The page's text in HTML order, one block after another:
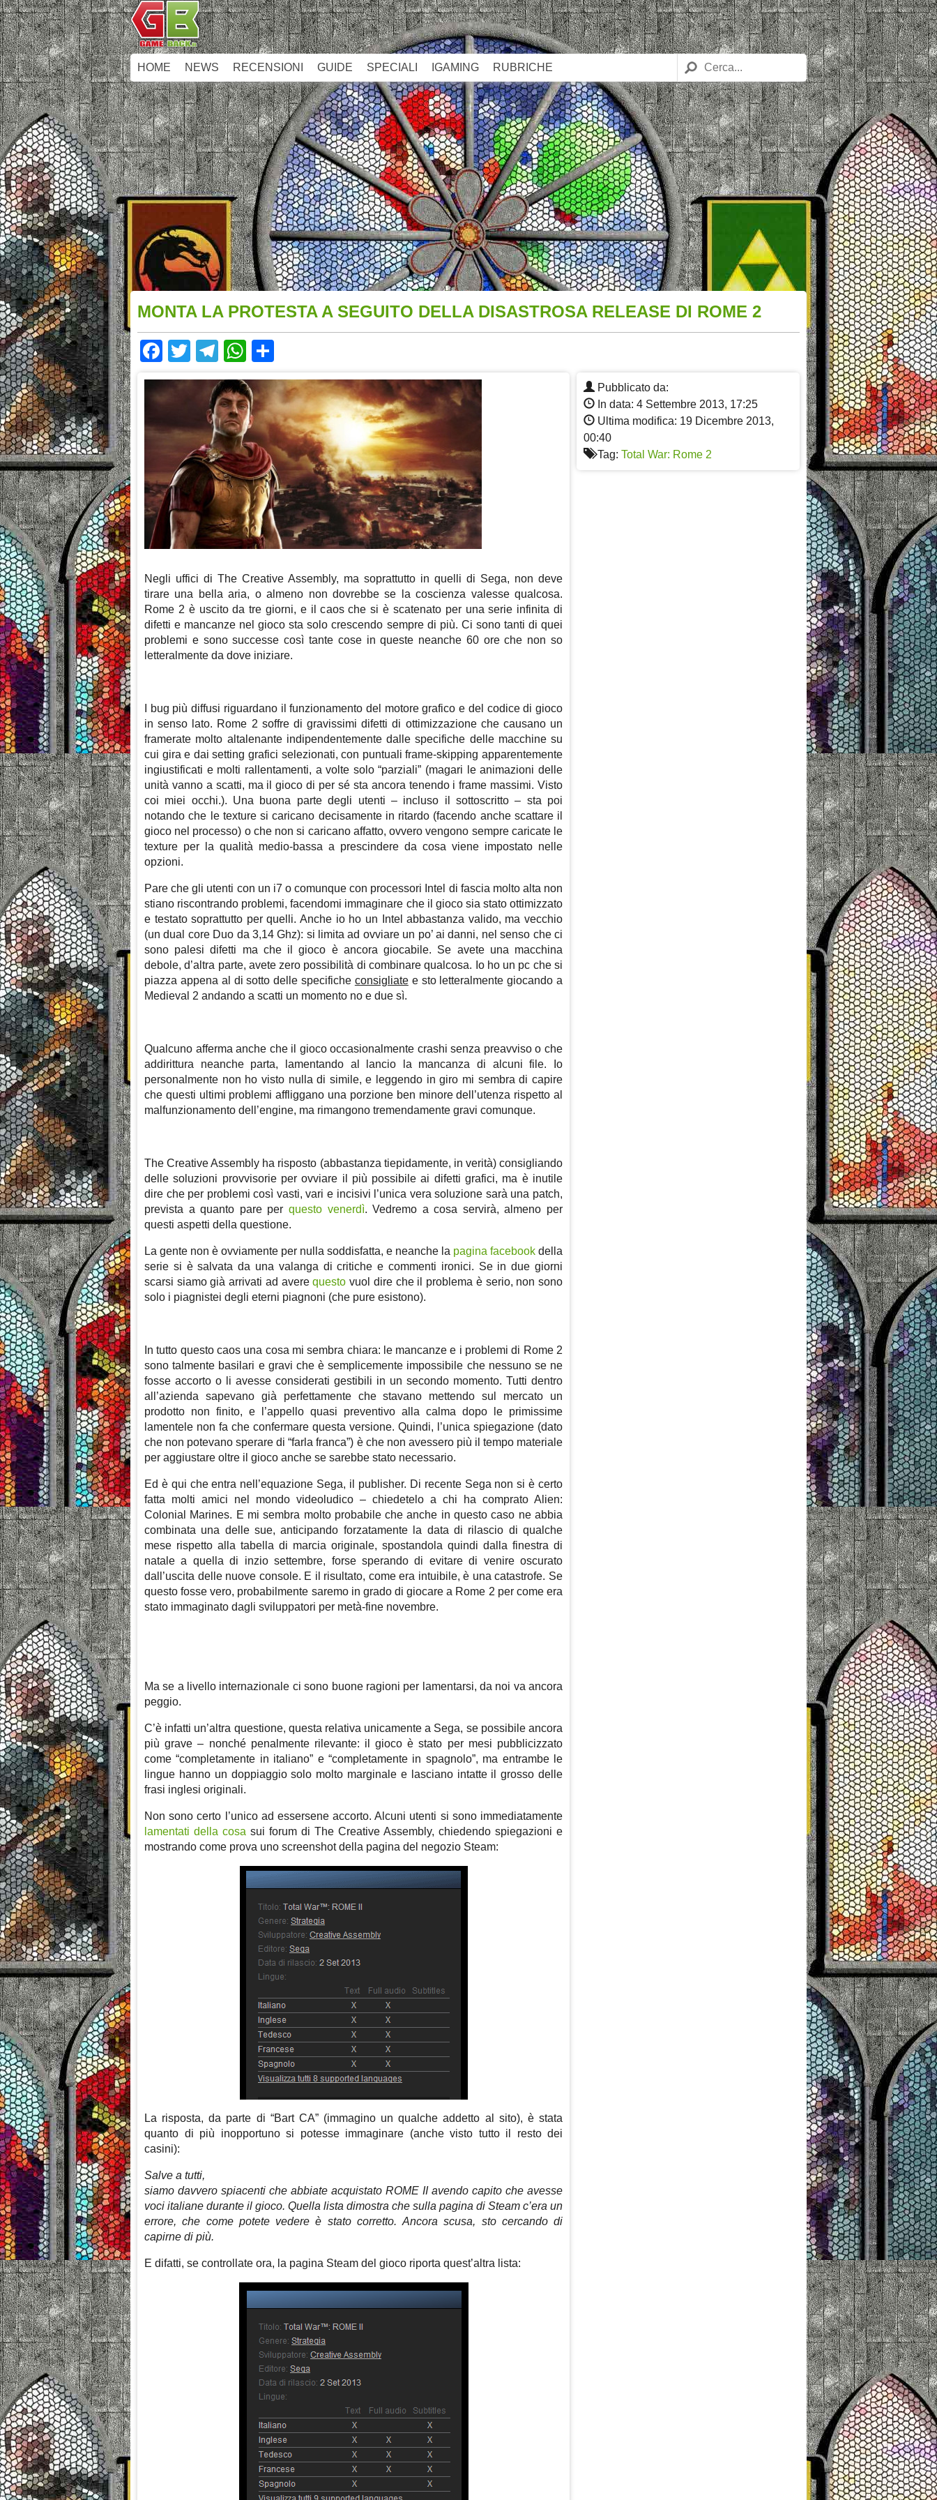
HOME NEWS RECENSIONI GUIDE SPECIALI IGAMING RUBRICHE
MONTA LA PROTESTA A SEGUITO DELLA DISASTROSA RELEASE DI ROME 2
Facebook
TwitterTelegram
WhatsApp
Pubblicato da:
In data: 4 Settembre 2013, 17:25
Ultima modifica: 19 Dicembre 2013,
00:40
Tag: Total War: Rome 2
Negli uffici di The Creative Assembly, ma soprattutto in quelli di Sega, non deve
tirare una bella aria, o almeno non dovrebbe se la coscienza valesse qualcosa.
Rome 2 è uscito da tre giorni, e il caos che si è scatenato per una serie infinita di
difetti e mancanze nel gioco sta solo crescendo sempre di più. Ci sono tanti di quei
problemi e sono successe così tante cose in queste neanche 60 ore che non so
letteralmente da dove iniziare.
I bug più diffusi riguardano il funzionamento del motore grafico e del codice di gioco
in senso lato. Rome 2 soffre di gravissimi difetti di ottimizzazione che causano un
framerate molto altalenante indipendentemente dalle specifiche delle macchine su
cui gira e dai setting grafici selezionati, con puntuali frame-skipping apparentemente
ingiustificati e molti rallentamenti, a volte solo “parziali” (magari le animazioni delle
unità vanno a scatti, ma il gioco di per sé sta ancora tenendo i frame massimi. Visto
coi miei occhi.). Una buona parte degli utenti – incluso il sottoscritto – sta poi
notando che le texture si caricano decisamente in ritardo (facendo anche scattare il
gioco nel processo) o che non si caricano affatto, ovvero vengono sempre caricate le
texture per la qualità medio-bassa a prescindere da cosa viene impostato nelle
opzioni.
Pare che gli utenti con un i7 o comunque con processori Intel di fascia molto alta non
stiano riscontrando problemi, facendomi immaginare che il gioco sia stato ottimizzato
e testato soprattutto per quelli. Anche io ho un Intel abbastanza valido, ma vecchio
(un dual core Duo da 3,14 Ghz): si limita ad ovviare un po’ ai danni, nel senso che ci
sono palesi difetti ma che il gioco è ancora giocabile. Se avete una macchina
debole, d’altra parte, avete zero possibilità di combinare qualcosa. Io ho un pc che si
piazza appena al di sotto delle specifiche consigliatee sto letteralmente giocando a
Medieval 2 andando a scatti un momento no e due sì.
Qualcuno afferma anche che il gioco occasionalmente crashi senza preavviso o che
addirittura neanche parta, lamentando al lancio la mancanza di alcuni file. Io
personalmente non ho visto nulla di simile, e leggendo in giro mi sembra di capire
che questi ultimi problemi affliggano una porzione ben minore dell’utenza rispetto al
malfunzionamento dell’engine, ma rimangono tremendamente gravi comunque.
The Creative Assembly ha risposto (abbastanza tiepidamente, in verità) consigliando
delle soluzioni provvisorie per ovviare il più possibile ai difetti grafici, ma è inutile
dire che per problemi così vasti, vari e incisivi l’unica vera soluzione sarà una patch,
prevista a quanto pare per questo venerdì. Vedremo a cosa servirà, almeno per
questi aspetti della questione.
La gente non è ovviamente per nulla soddisfatta, e neanche la pagina facebook della
serie si è salvata da una valanga di critiche e commenti ironici. Se in due giorni
scarsi siamo già arrivati ad averequesto vuol dire che il problema è serio, non sono
solo i piagnistei degli eterni piagnoni (che pure esistono).
In tutto questo caos una cosa mi sembra chiara: le mancanze e i problemi di Rome 2
sono talmente basilari e gravi che è semplicemente impossibile che nessuno se ne
fosse accorto o li avesse considerati gestibili in un secondo momento. Tutti dentro
all’azienda sapevano già perfettamente che stavano mettendo sul mercato un
prodotto non finito, e l’appello quasi preventivo alla calma dopo le primissime
lamentele non fa che confermare questa versione. Quindi, l’unica spiegazione (dato
che non potevano sperare di “farla franca”) è che non avessero più il tempo materiale
per aggiustare oltre il gioco anche se sarebbe stato necessario.
Ed è qui che entra nell’equazione Sega, il publisher. Di recente Sega non si è certo
fatta molti amici nel mondo videoludico – chiedetelo a chi ha comprato Alien:
Colonial Marines. E mi sembra molto probabile che anche in questo caso ne abbia
combinata una delle sue, anticipando forzatamente la data di rilascio di qualche
mese rispetto alla tabella di marcia originale, spostandola quindi dalla finestra di
natale a quella di inzio settembre, forse sperando di evitare di venire oscurato
dall’uscita delle nuove console. E il risultato, come era intuibile, è una catastrofe. Se
questo fosse vero, probabilmente saremo in grado di giocare a Rome 2 per come era
stato immaginato dagli sviluppatori per metà-fine novembre.
Ma se a livello internazionale ci sono buone ragioni per lamentarsi, da noi va ancora
peggio.
C’è infatti un’altra questione, questa relativa unicamente a Sega, se possibile ancora
più grave – nonché penalmente rilevante: il gioco è stato per mesi pubblicizzato
come “completamente in italiano” e “completamente in spagnolo”, ma entrambe le
lingue hanno un doppiaggio solo molto marginale e lasciano intatte il grosso delle
frasi inglesi originali.
Non sono certo l’unico ad essersene accorto. Alcuni utenti si sono immediatamente
lamentati della cosa sui forum di The Creative Assembly, chiedendo spiegazioni e
mostrando come prova uno screenshot della pagina del negozio Steam:
La risposta, da parte di “Bart CA” (immagino un qualche addetto al sito), è stata
quanto di più inopportuno si potesse immaginare (anche visto tutto il resto dei
casini):
Salve a tutti,
siamo davvero spiacenti che abbiate acquistato ROME II avendo capito che avesse
voci italiane durante il gioco. Quella lista dimostra che sulla pagina di Steam c’era un
errore, che come potete vedere è stato corretto. Ancora scusa, sto cercando di
capirne di più.
E difatti, se controllate ora, la pagina Steam del gioco riporta quest’altra lista: